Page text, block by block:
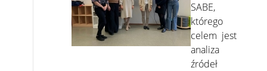
SABE,
którego
celem jest
analiza
źródeł